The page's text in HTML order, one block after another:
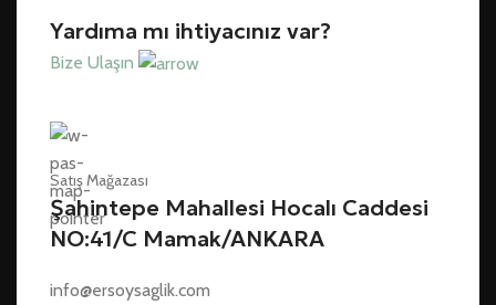
Yardıma mı ihtiyacınız var?
Bize Ulaşın
Satış Mağazası
Şahintepe Mahallesi Hocalı Caddesi
NO:41/C Mamak/ANKARA
info@ersoysaglik.com